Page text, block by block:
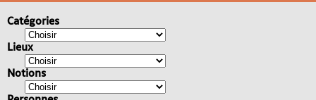
Catégories
Lieux
Notions